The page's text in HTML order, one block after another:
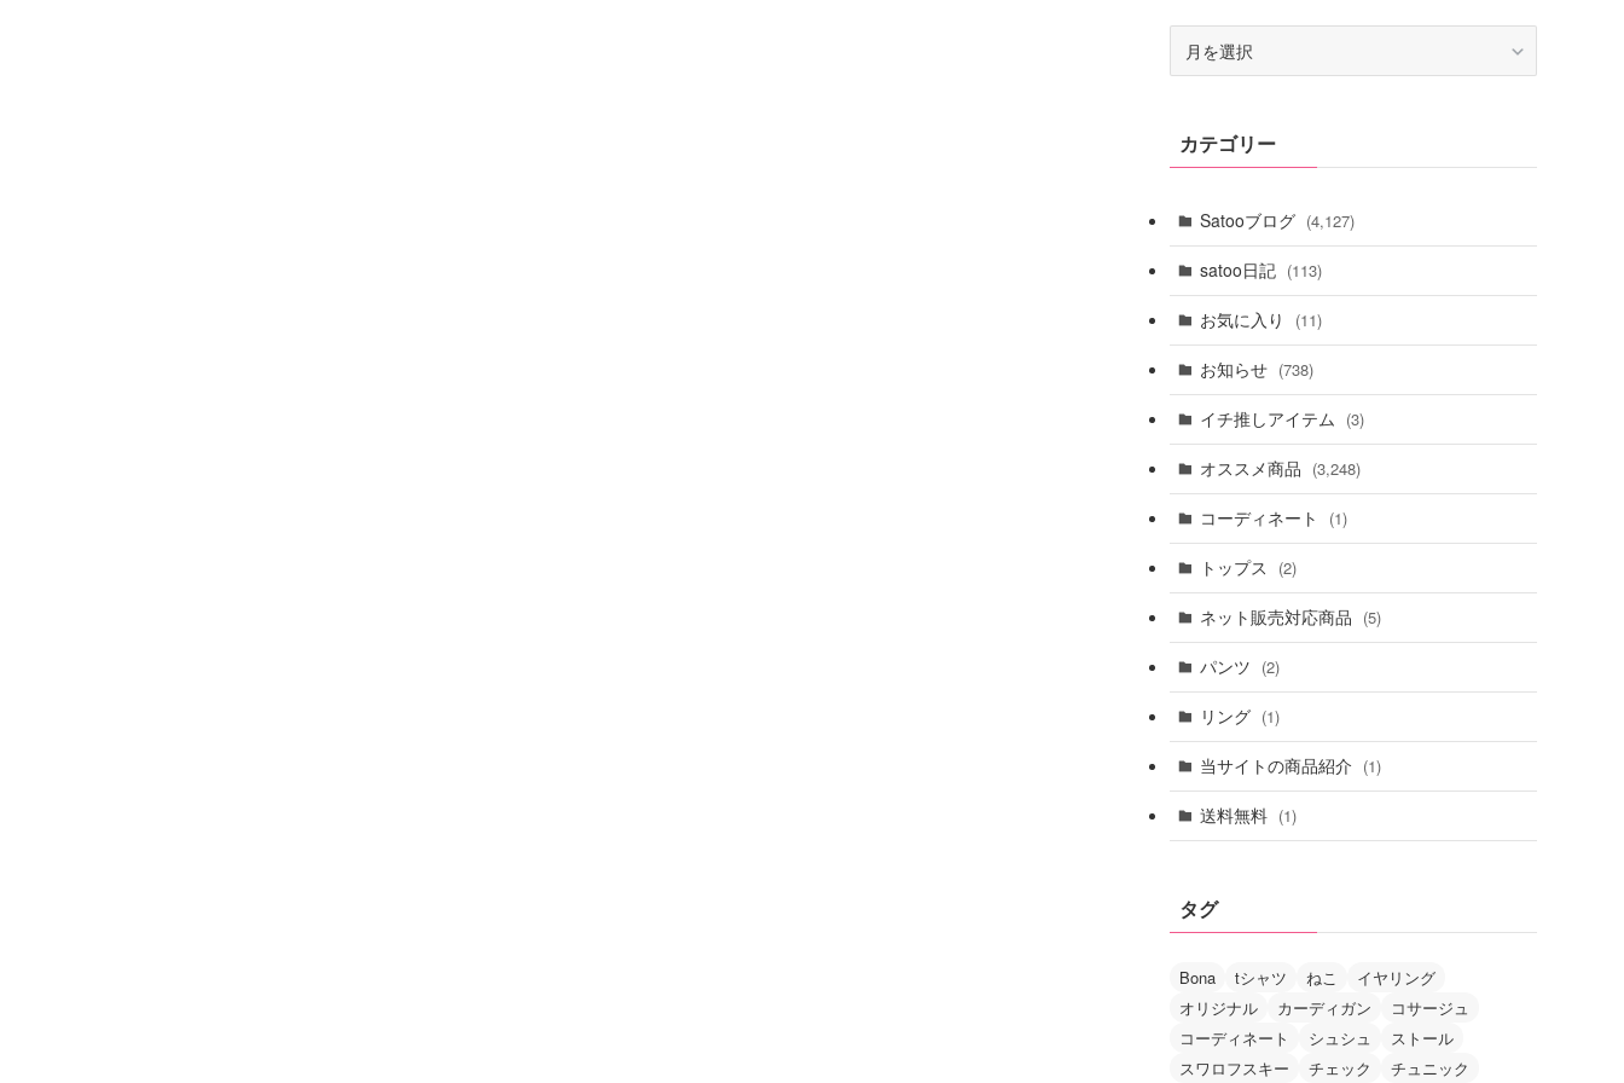
ブカテゴリー
Satooブログ (4,127)
satoo日記 (113)
お気に入り (11)
お知らせ (738)
イチ推しアイテム (3)
オススメ商品 (3,248)
コーディネート (1)
トップス (2)
ネット販売対応商品 (5)
パンツ (2)
リング (1)
当サイトの商品紹介 (1)
送料無料 (1)
タグ
Bona tシャツ ねこ
イヤリング
オリジナル
カーディガン
コサージュ
コーディネート
シュシュ
ストール
スワロフスキー
チェック チュニック